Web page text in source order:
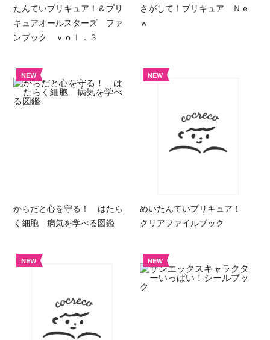
たんていプリキュア！＆プリ
キュアオールスターズ ファ
ンブック ｖｏｌ．３
さがして！プリキュア Ｎｅ
ｗ
NEW
からだと心を守る！ はたら
く細胞 病気を学べる図鑑
NEW
めいたんていプリキュア！
クリアファイルブック
NEW NEW